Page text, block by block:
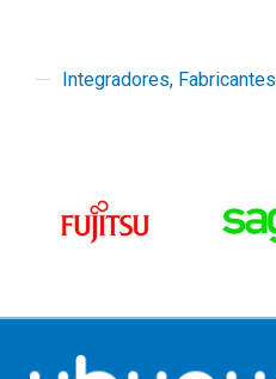
Integradores,